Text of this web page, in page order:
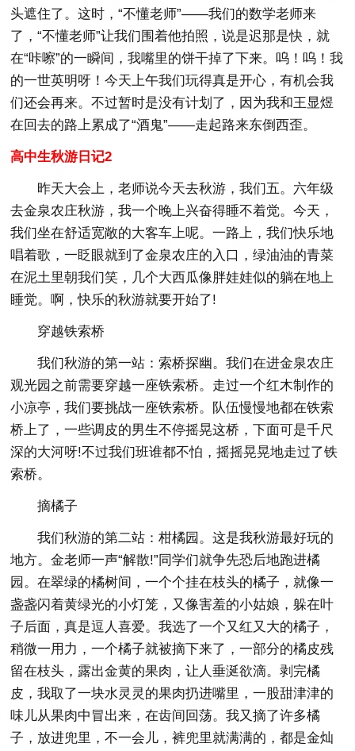
头遮住了。这时，“不懂老师”——我们的数学老师来
了，“不懂老师”让我们围着他拍照，说是迟那是快，就
在“咔嚓”的一瞬间，我嘴里的饼干掉了下来。呜！呜！我
的一世英明呀！今天上午我们玩得真是开心，有机会我
们还会再来。不过暂时是没有计划了，因为我和王显煜
在回去的路上累成了“酒鬼”——走起路来东倒西歪。
高中生秋游日记2
昨天大会上，老师说今天去秋游，我们五。六年级
去金泉农庄秋游，我一个晚上兴奋得睡不着觉。今天，
我们坐在舒适宽敞的大客车上呢。一路上，我们快乐地
唱着歌，一眨眼就到了金泉农庄的入口，绿油油的青菜
在泥土里朝我们笑，几个大西瓜像胖娃娃似的躺在地上
睡觉。啊，快乐的秋游就要开始了!
穿越铁索桥
我们秋游的第一站：索桥探幽。我们在进金泉农庄
观光园之前需要穿越一座铁索桥。走过一个红木制作的
小凉亭，我们要挑战一座铁索桥。队伍慢慢地都在铁索
桥上了，一些调皮的男生不停摇晃这桥，下面可是千尺
深的大河呀!不过我们班谁都不怕，摇摇晃晃地走过了铁
索桥。
摘橘子
我们秋游的第二站：柑橘园。这是我秋游最好玩的
地方。金老师一声“解散!”同学们就争先恐后地跑进橘
园。在翠绿的橘树间，一个个挂在枝头的橘子，就像一
盏盏闪着黄绿光的小灯笼，又像害羞的小姑娘，躲在叶
子后面，真是逗人喜爱。我选了一个又红又大的橘子，
稍微一用力，一个橘子就被摘下来了，一部分的橘皮残
留在枝头，露出金黄的果肉，让人垂涎欲滴。剥完橘
皮，我取了一块水灵灵的果肉扔进嘴里，一股甜津津的
味儿从果肉中冒出来，在齿间回荡。我又摘了许多橘
子，放进兜里，不一会儿，裤兜里就满满的，都是金灿